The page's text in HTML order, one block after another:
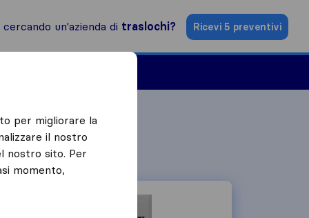
cercando un'azienda di traslochi? Ricevi 5 preventivi
per migliorare la
il nostro
nostro sito. Per
momento,